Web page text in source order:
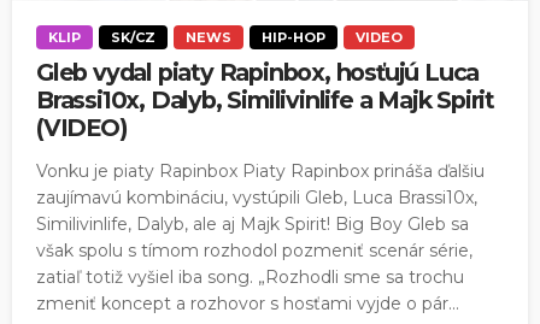
KLIP SK/CZ NEWS HIP-HOP VIDEO
Gleb vydal piaty Rapinbox, hosťujú Luca
Brassi10x, Dalyb, Similivinlife a Majk Spirit
(VIDEO)
Vonku je piaty Rapinbox Piaty Rapinbox prináša ďalšiu
zaujímavú kombináciu, vystúpili Gleb, Luca Brassi10x,
Similivinlife, Dalyb, ale aj Majk Spirit! Big Boy Gleb sa
však spolu s tímom rozhodol pozmeniť scenár série,
zatiaľ totiž vyšiel iba song. „Rozhodli sme sa trochu
zmeniť koncept a rozhovor s hosťami vyjde o pár...